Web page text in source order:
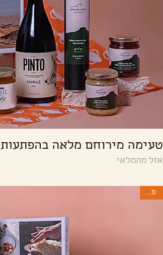
תצוגה מהירה
טעימה מירוחם מלאה בהפתעות
אזל מהמלאי
פסח